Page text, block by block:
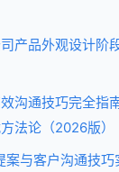
产品外观设计阶
沟通技巧完全指
法论（2026版）
案与客户沟通技